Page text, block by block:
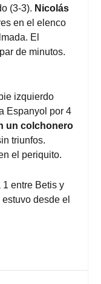
(3-3). Nicolás
en el elenco
El
de minutos.
izquierdo
Espanyol por 4
un colchonero
triunfos.
el periquito.
1 entre Betis y
estuvo desde el